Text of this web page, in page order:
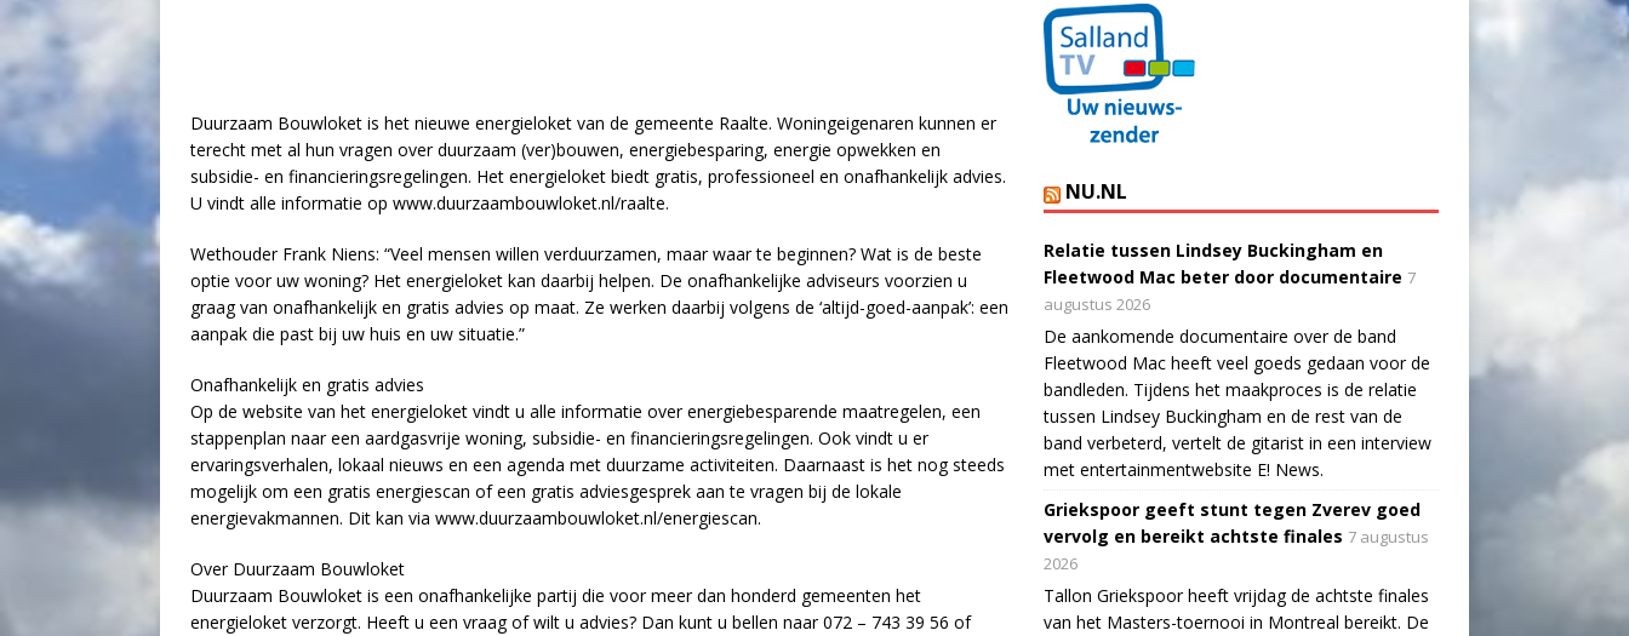
Duurzaam Bouwloket is het nieuwe energieloket van de gemeente Raalte. Woningeigenaren kunnen er
terecht met al hun vragen over duurzaam (ver)bouwen, energiebesparing, energie opwekken en
subsidie- en financieringsregelingen. Het energieloket biedt gratis, professioneel en onafhankelijk advies.
U vindt alle informatie op www.duurzaambouwloket.nl/raalte.
Wethouder Frank Niens: “Veel mensen willen verduurzamen, maar waar te beginnen? Wat is de beste
optie voor uw woning? Het energieloket kan daarbij helpen. De onafhankelijke adviseurs voorzien u
graag van onafhankelijk en gratis advies op maat. Ze werken daarbij volgens de ‘altijd-goed-aanpak’: een
aanpak die past bij uw huis en uw situatie.”
Onafhankelijk en gratis advies
Op de website van het energieloket vindt u alle informatie over energiebesparende maatregelen, een
stappenplan naar een aardgasvrije woning, subsidie- en financieringsregelingen. Ook vindt u er
ervaringsverhalen, lokaal nieuws en een agenda met duurzame activiteiten. Daarnaast is het nog steeds
mogelijk om een gratis energiescan of een gratis adviesgesprek aan te vragen bij de lokale
energievakmannen. Dit kan via www.duurzaambouwloket.nl/energiescan.
Over Duurzaam Bouwloket
Duurzaam Bouwloket is een onafhankelijke partij die voor meer dan honderd gemeenten het
energieloket verzorgt. Heeft u een vraag of wilt u advies? Dan kunt u bellen naar 072 – 743 39 56 of
NU.NL
Relatie tussen Lindsey Buckingham en
Fleetwood Mac beter door documentaire 7
augustus 2026
De aankomende documentaire over de band
Fleetwood Mac heeft veel goeds gedaan voor de
bandleden. Tijdens het maakproces is de relatie
tussen Lindsey Buckingham en de rest van de
band verbeterd, vertelt de gitarist in een interview
met entertainmentwebsite E! News.
Griekspoor geeft stunt tegen Zverev goed
vervolg en bereikt achtste finales 7 augustus
2026
Tallon Griekspoor heeft vrijdag de achtste finales
van het Masters-toernooi in Montreal bereikt. De